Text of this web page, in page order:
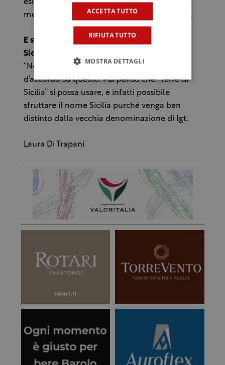
esigenze che si presentano trovando una
mediazione ed alleanze interne al comitato”.
E sul nome della Igt di ricaduta? Sarà “Isola
Sicula”?
“Non penso sia un problema mettersi
d’accordo su questo. Ma penso che “Terre di
Sicilia” si possa usare, è infatti possibile
sfruttare il nome Sicilia purché venga ben
distinto dalla vecchia denominazione di Igt.
Laura Di Trapani
ACCETTA TUTTO
RIFIUTA TUTTO
MOSTRA DETTAGLI